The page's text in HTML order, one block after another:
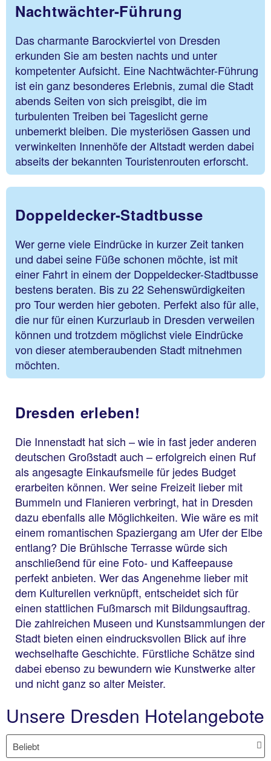
Nachtwächter-Führung
Das charmante Barockviertel von Dresden
erkunden Sie am besten nachts und unter
kompetenter Aufsicht. Eine Nachtwächter-Führung
ist ein ganz besonderes Erlebnis, zumal die Stadt
abends Seiten von sich preisgibt, die im
turbulenten Treiben bei Tageslicht gerne
unbemerkt bleiben. Die mysteriösen Gassen und
verwinkelten Innenhöfe der Altstadt werden dabei
abseits der bekannten Touristenrouten erforscht.
Doppeldecker-Stadtbusse
Wer gerne viele Eindrücke in kurzer Zeit tanken
und dabei seine Füße schonen möchte, ist mit
einer Fahrt in einem der Doppeldecker-Stadtbusse
bestens beraten. Bis zu 22 Sehenswürdigkeiten
pro Tour werden hier geboten. Perfekt also für alle,
die nur für einen Kurzurlaub in Dresden verweilen
können und trotzdem möglichst viele Eindrücke
von dieser atemberaubenden Stadt mitnehmen
möchten.
Dresden erleben!
Die Innenstadt hat sich – wie in fast jeder anderen
deutschen Großstadt auch – erfolgreich einen Ruf
als angesagte Einkaufsmeile für jedes Budget
erarbeiten können. Wer seine Freizeit lieber mit
Bummeln und Flanieren verbringt, hat in Dresden
dazu ebenfalls alle Möglichkeiten. Wie wäre es mit
einem romantischen Spaziergang am Ufer der Elbe
entlang? Die Brühlsche Terrasse würde sich
anschließend für eine Foto- und Kaffeepause
perfekt anbieten. Wer das Angenehme lieber mit
dem Kulturellen verknüpft, entscheidet sich für
einen stattlichen Fußmarsch mit Bildungsauftrag.
Die zahlreichen Museen und Kunstsammlungen der
Stadt bieten einen eindrucksvollen Blick auf ihre
wechselhafte Geschichte. Fürstliche Schätze sind
dabei ebenso zu bewundern wie Kunstwerke alter
und nicht ganz so alter Meister.
Unsere Dresden Hotelangebote